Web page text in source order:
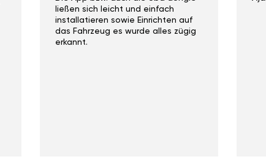
ließen sich leicht und einfach
installatieren sowie Einrichten auf
das Fahrzeug es wurde alles zügig
erkannt.